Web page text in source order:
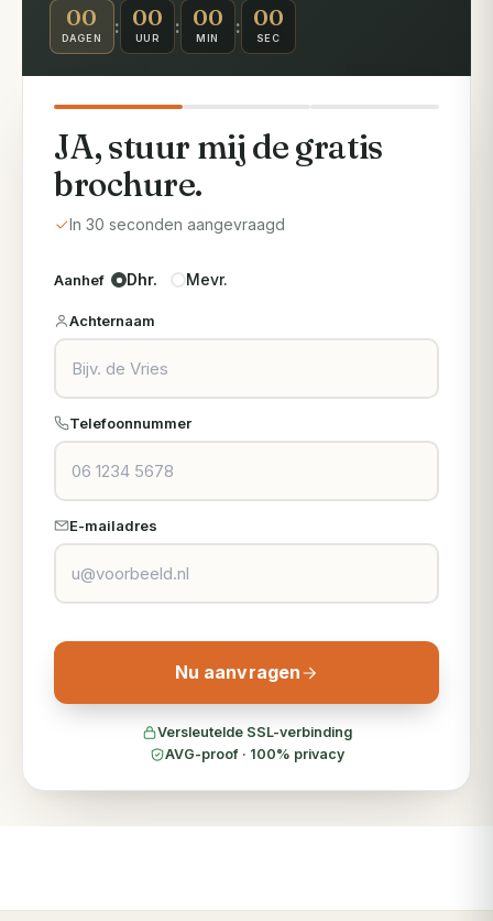
00
DAGEN
: 00
UUR
: 00
MIN
: 00
SEC
JA, stuur mij de gratis
brochure.
In 30 seconden aangevraagd
Aanhef Dhr. Mevr.
Achternaam
Telefoonnummer
E-mailadres
Nu aanvragen
Versleutelde SSL-verbinding
AVG-proof · 100% privacy